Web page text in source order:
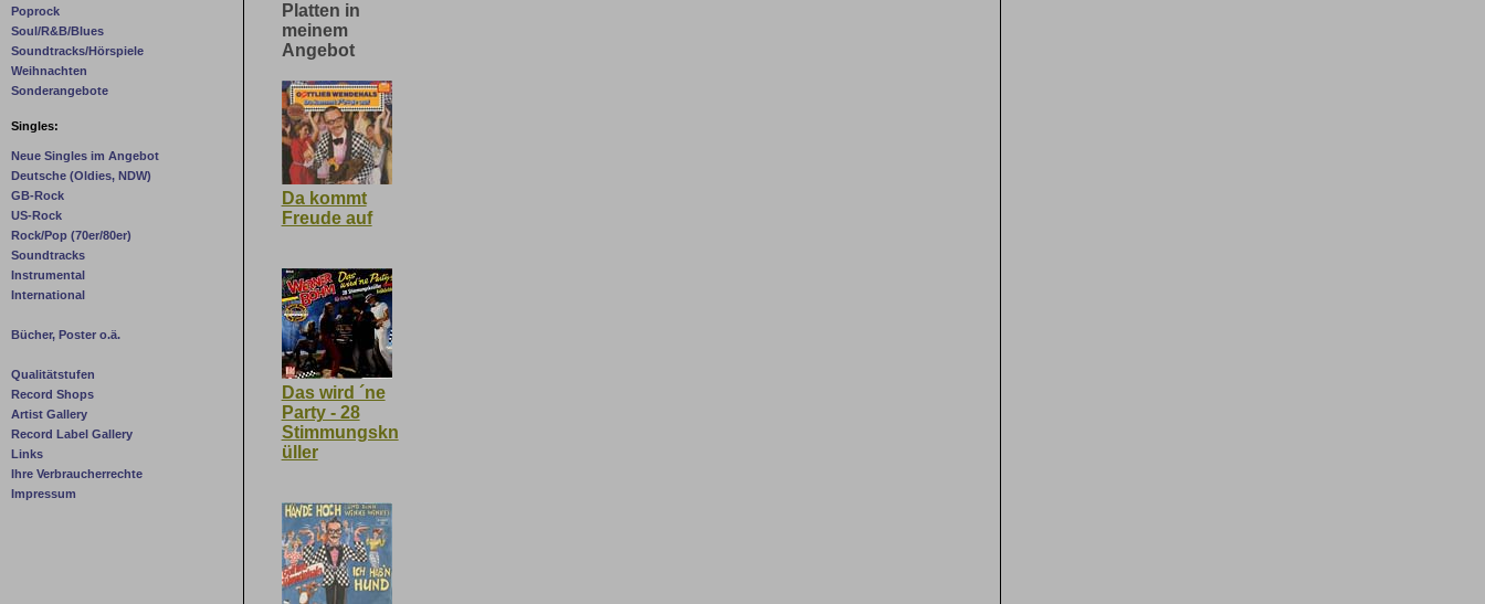
Poprock
Soul/R&B/Blues
Soundtracks/Hörspiele
Weihnachten
Sonderangebote
Singles:
Neue Singles im Angebot
Deutsche (Oldies, NDW)
GB-Rock
US-Rock
Rock/Pop (70er/80er)
Soundtracks
Instrumental
International
Bücher, Poster o.ä.
Qualitätstufen
Record Shops
Artist Gallery
Record Label Gallery
Links
Ihre Verbraucherrechte
Impressum
Platten in
meinem
Angebot
Da kommt
Freude auf
Das wird ´ne
Party - 28
Stimmungskn
üller